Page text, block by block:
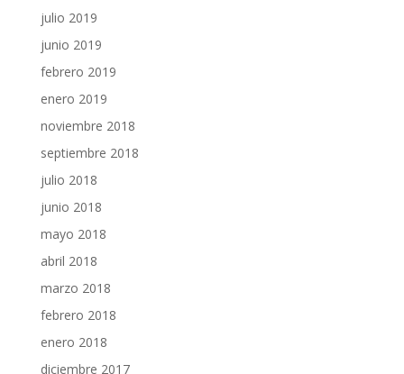
julio 2019
junio 2019
febrero 2019
enero 2019
noviembre 2018
septiembre 2018
julio 2018
junio 2018
mayo 2018
abril 2018
marzo 2018
febrero 2018
enero 2018
diciembre 2017